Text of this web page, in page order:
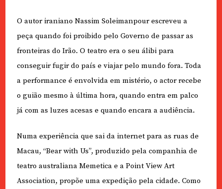
O autor iraniano Nassim Soleimanpour escreveu a
peça quando foi proibido pelo Governo de passar as
fronteiras do Irão. O teatro era o seu álibi para
conseguir fugir do país e viajar pelo mundo fora. Toda
a performance é envolvida em mistério, o actor recebe
o guião mesmo à última hora, quando entra em palco
já com as luzes acesas e quando encara a audiência.
Numa experiência que sai da internet para as ruas de
Macau, “Bear with Us”, produzido pela companhia de
teatro australiana Memetica e a Point View Art
Association, propõe uma expedição pela cidade. Como